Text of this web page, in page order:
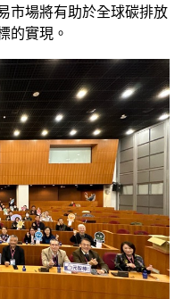
市場將有助於全球碳排放
的實現。